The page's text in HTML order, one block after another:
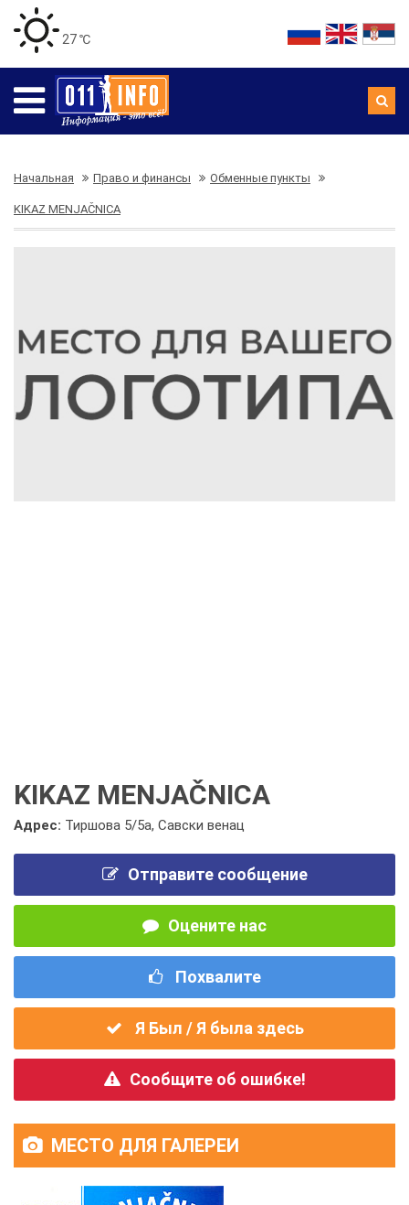
27 ℃
Начальная Право и финансы Обменные пункты
KIKAZ MENJAČNICA
KIKAZ MENJAČNICA
Адрес: Тиршова 5/5а, Савски венац
Отправите сообщение
Оцените нас
Похвалите
Я Был / Я была здесь
Сообщите об ошибке!
МЕСТО ДЛЯ ГАЛЕРЕИ